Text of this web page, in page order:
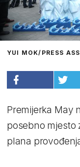
YUI MOK/PRESS
Premijerka May
posebno mjesto
plana